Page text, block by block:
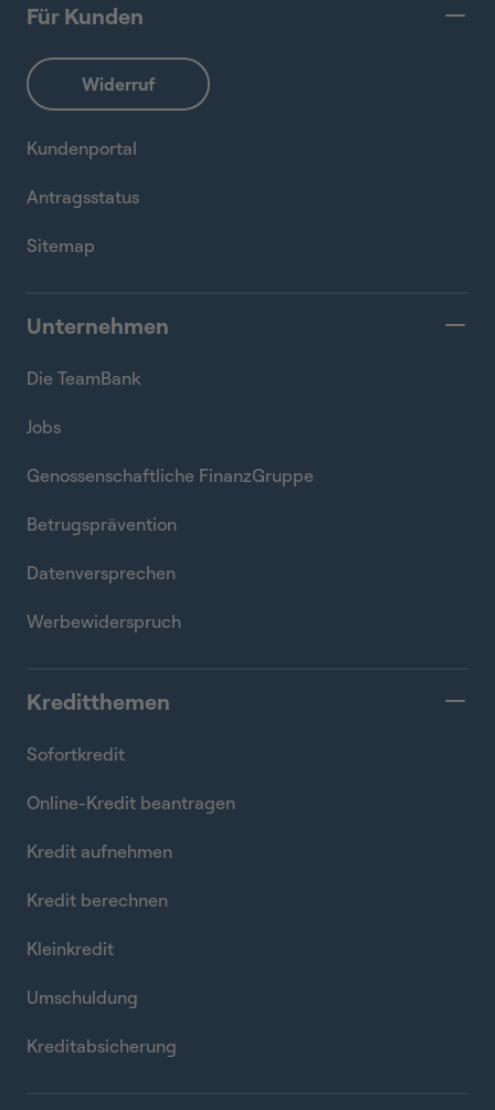
Für Kunden
Kundenportal
Antragsstatus
Sitemap
Unternehmen
Die TeamBank
Jobs
Genossenschaftliche FinanzGruppe
Betrugsprävention
Datenversprechen
Werbewiderspruch
Kreditthemen
Sofortkredit
Online-Kredit beantragen
Kredit aufnehmen
Kredit berechnen
Kleinkredit
Umschuldung
Kreditabsicherung